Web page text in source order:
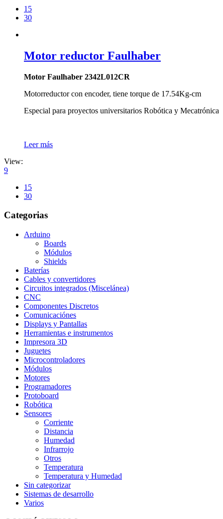
15
30
Motor reductor Faulhaber
Motor Faulhaber 2342L012CR
Motorreductor con encoder, tiene torque de 17.54Kg-cm
Especial para proyectos universitarios Robótica y Mecatrónica
Leer más
View:
9
15
30
Categorias
Arduino
Boards
Módulos
Shields
Baterías
Cables y convertidores
Circuitos integrados (Miscelánea)
CNC
Componentes Discretos
Comunicaciónes
Displays y Pantallas
Herramientas e instrumentos
Impresora 3D
Juguetes
Microcontroladores
Módulos
Motores
Programadores
Protoboard
Robótica
Sensores
Corriente
Distancia
Humedad
Infrarrojo
Otros
Temperatura
Temperatura y Humedad
Sin categorizar
Sistemas de desarrollo
Varios